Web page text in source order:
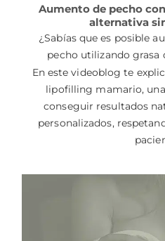
Aumento de pecho
alternativa
¿Sabías que es posible
pecho utilizando grasa
En este videoblog te
lipofilling mamario,
conseguir resultados
personalizados,